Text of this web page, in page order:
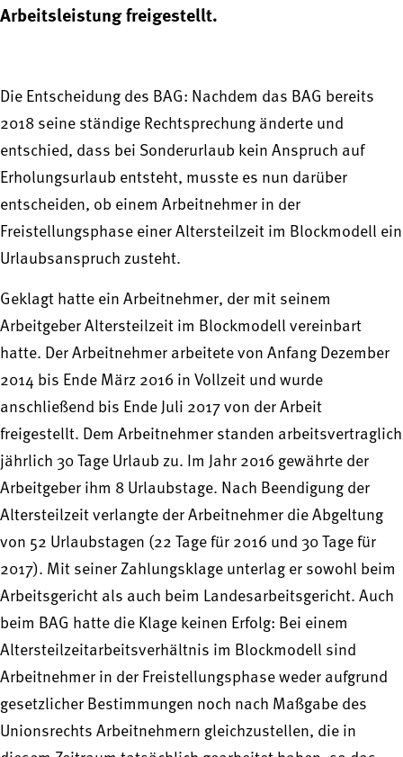
Arbeitsleistung freigestellt.
Die Entscheidung des BAG: Nachdem das BAG bereits
2018 seine ständige Rechtsprechung änderte und
entschied, dass bei Sonderurlaub kein Anspruch auf
Erholungsurlaub entsteht, musste es nun darüber
entscheiden, ob einem Arbeitnehmer in der
Freistellungsphase einer Altersteilzeit im Blockmodell ein
Urlaubsanspruch zusteht.
Geklagt hatte ein Arbeitnehmer, der mit seinem
Arbeitgeber Altersteilzeit im Blockmodell vereinbart
hatte. Der Arbeitnehmer arbeitete von Anfang Dezember
2014 bis Ende März 2016 in Vollzeit und wurde
anschließend bis Ende Juli 2017 von der Arbeit
freigestellt. Dem Arbeitnehmer standen arbeitsvertraglich
jährlich 30 Tage Urlaub zu. Im Jahr 2016 gewährte der
Arbeitgeber ihm 8 Urlaubstage. Nach Beendigung der
Altersteilzeit verlangte der Arbeitnehmer die Abgeltung
von 52 Urlaubstagen (22 Tage für 2016 und 30 Tage für
2017). Mit seiner Zahlungsklage unterlag er sowohl beim
Arbeitsgericht als auch beim Landesarbeitsgericht. Auch
beim BAG hatte die Klage keinen Erfolg: Bei einem
Altersteilzeitarbeitsverhältnis im Blockmodell sind
Arbeitnehmer in der Freistellungsphase weder aufgrund
gesetzlicher Bestimmungen noch nach Maßgabe des
Unionsrechts Arbeitnehmern gleichzustellen, die in